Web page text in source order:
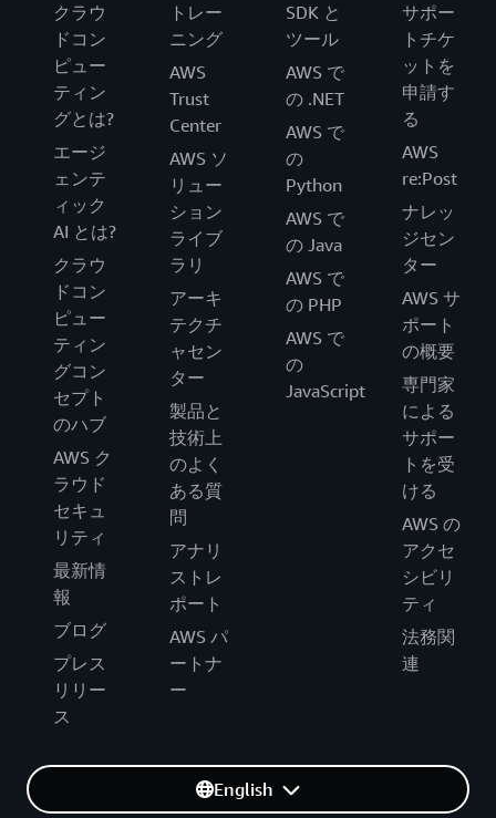
クラウ
ドコン
ピュー
ティン
グとは?
エージ
ェンテ
ィック
AI とは?
クラウ
ドコン
ピュー
ティン
グコン
セプト
のハブ
AWS ク
ラウド
セキュ
リティ
最新情
報
ブログ
プレス
リリー
ス
トレー
ニング
AWS
Trust
Center
AWS ソ
リュー
ション
ライブ
ラリ
アーキ
テクチ
ャセン
ター
製品と
技術上
のよく
ある質
問
アナリ
ストレ
ポート
AWS パ
ートナ
ー
SDK と
ツール
AWS で
の .NET
AWS で
の
Python
AWS で
の Java
AWS で
の PHP
AWS で
の
JavaScript
サポー
トチケ
ットを
申請す
る
AWS
re:Post
ナレッ
ジセン
ター
AWS サ
ポート
の概要
専門家
による
サポー
トを受
ける
AWS の
アクセ
シビリ
ティ
法務関
連
English